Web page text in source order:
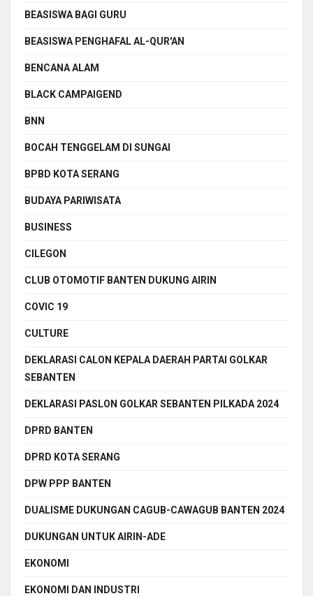
BEASISWA BAGI GURU
BEASISWA PENGHAFAL AL-QUR'AN
BENCANA ALAM
BLACK CAMPAIGEND
BNN
BOCAH TENGGELAM DI SUNGAI
BPBD KOTA SERANG
BUDAYA PARIWISATA
BUSINESS
CILEGON
CLUB OTOMOTIF BANTEN DUKUNG AIRIN
COVIC 19
CULTURE
DEKLARASI CALON KEPALA DAERAH PARTAI GOLKAR
SEBANTEN
DEKLARASI PASLON GOLKAR SEBANTEN PILKADA 2024
DPRD BANTEN
DPRD KOTA SERANG
DPW PPP BANTEN
DUALISME DUKUNGAN CAGUB-CAWAGUB BANTEN 2024
DUKUNGAN UNTUK AIRIN-ADE
EKONOMI
EKONOMI DAN INDUSTRI